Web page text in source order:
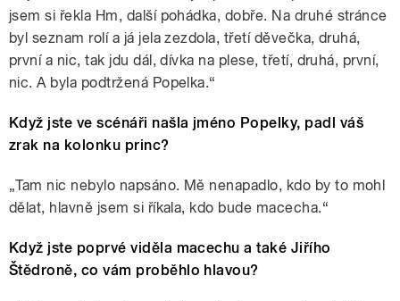
jsem si řekla Hm, další pohádka, dobře. Na druhé stránce
byl seznam rolí a já jela zezdola, třetí děvečka, druhá,
první a nic, tak jdu dál, dívka na plese, třetí, druhá, první,
nic. A byla podtržená Popelka.“
Když jste ve scénáři našla jméno Popelky, padl váš
zrak na kolonku princ?
„Tam nic nebylo napsáno. Mě nenapadlo, kdo by to mohl
dělat, hlavně jsem si říkala, kdo bude macecha.“
Když jste poprvé viděla macechu a také Jiřího
Štědroně, co vám proběhlo hlavou?